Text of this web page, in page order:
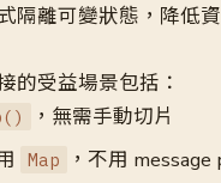
隔離可變狀態，降低
的受益場景包括：
，無需手動切片
Map
，不用 message